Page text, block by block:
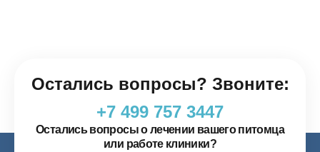
Остались вопросы? Звоните:
+7 499 757 3447
Остались вопросы о лечении вашего питомца
или работе клиники?